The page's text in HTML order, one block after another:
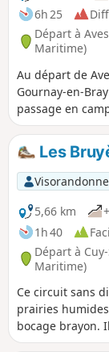
6h 25
Départ à
Maritime)
Au départ de
Gournay-en-
passage en
vallonnés et
Les
5,66 km
1h 40
Départ à
Maritime)
Ce circuit sans
prairies
bocage brayon.
riche où pousse